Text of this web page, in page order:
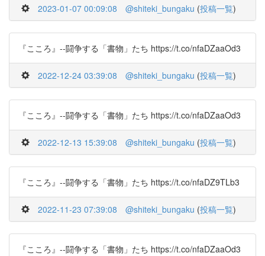
2023-01-07 00:09:08 @shiteki_bungaku (投稿一覧)
『こころ』--闘争する「書物」たち https://t.co/nfaDZaaOd3
2022-12-24 03:39:08 @shiteki_bungaku (投稿一覧)
『こころ』--闘争する「書物」たち https://t.co/nfaDZaaOd3
2022-12-13 15:39:08 @shiteki_bungaku (投稿一覧)
『こころ』--闘争する「書物」たち https://t.co/nfaDZ9TLb3
2022-11-23 07:39:08 @shiteki_bungaku (投稿一覧)
『こころ』--闘争する「書物」たち https://t.co/nfaDZaaOd3